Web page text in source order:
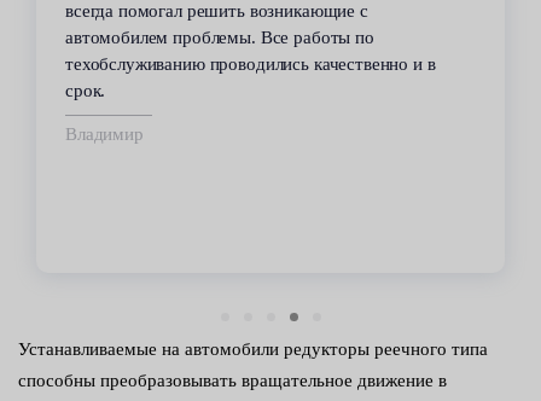
всегда помогал решить возникающие с
автомобилем проблемы. Все работы по
техобслуживанию проводились качественно и в
срок.
Владимир
Устанавливаемые на автомобили редукторы реечного типа
способны преобразовывать вращательное движение в